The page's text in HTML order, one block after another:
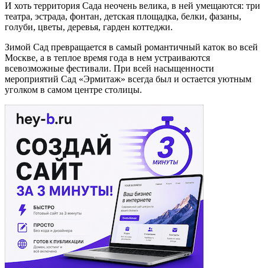
И хоть территория Сада неочень велика, в ней умещаются: три
театра, эстрада, фонтан, детская площадка, белки, фазаны,
голуби, цветы, деревья, гарден коттеджи.
Зимой Сад превращается в самый романтичный каток во всей
Москве, а в теплое время года в нем устраиваются
всевозможные фестивали. При всей насыщенности
мероприятий Сад «Эрмитаж» всегда был и остается уютным
уголком в самом центре столицы.